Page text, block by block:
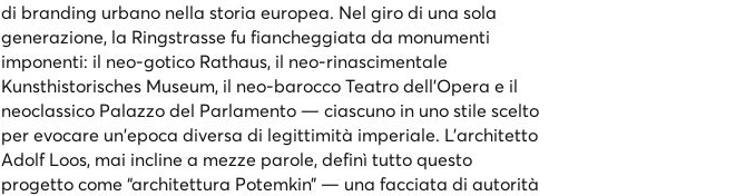
di branding urbano nella storia europea. Nel giro di una sola
generazione, la Ringstrasse fu fiancheggiata da monumenti
imponenti: il neo-gotico Rathaus, il neo-rinascimentale
Kunsthistorisches Museum, il neo-barocco Teatro dell'Opera e il
neoclassico Palazzo del Parlamento — ciascuno in uno stile scelto
per evocare un'epoca diversa di legittimità imperiale. L'architetto
Adolf Loos, mai incline a mezze parole, definì tutto questo
progetto come “architettura Potemkin” — una facciata di autorità